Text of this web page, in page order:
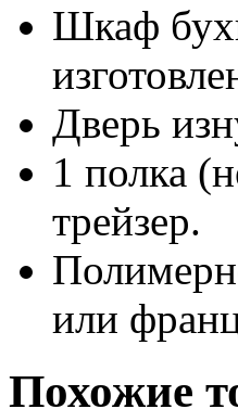
Шкаф
Дверь
1 полка
трейзер.
или
Похожие